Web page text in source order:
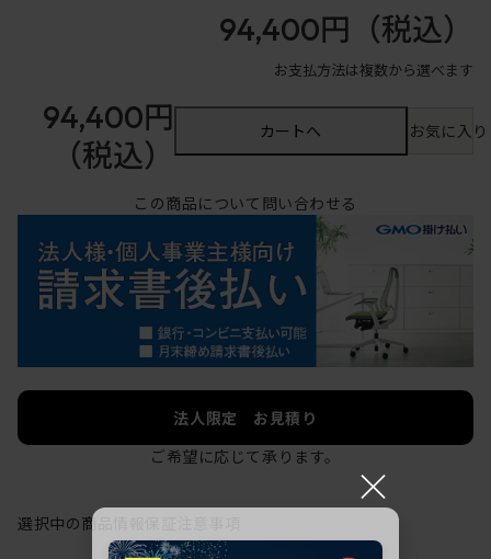
94,400円 （税込）
お支払方法は複数から選べます
94,400円
（税込）
カートへ お気に入
この商品について問い合わせる
法人限定 お見積り
ご希望に応じて承ります。
選択中の商品情報
×